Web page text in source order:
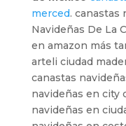
merced. canastas
Navideñas De La
en amazon más
arteli ciudad
canastas
navideñas en city
navideñas en